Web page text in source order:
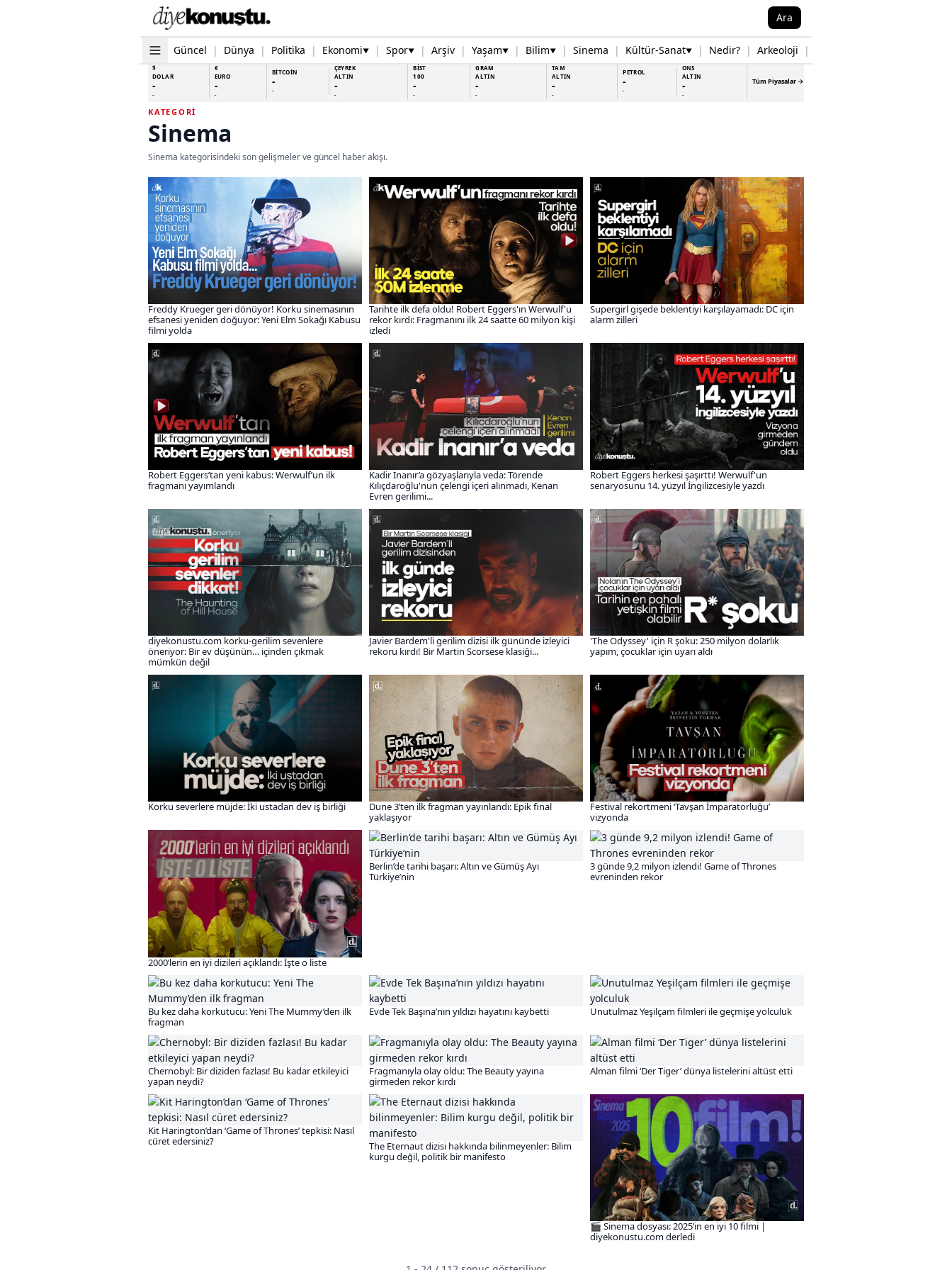
Ara
Güncel | Dünya | Politika | Ekonomi▼ | Spor▼ | Arşiv | Yaşam▼ | Bilim▼ | Sinema | Kültür-Sanat▼ | Nedir? | Arkeoloji |
$
DOLAR
-
-
€
EURO
-
-
BİTCOİN
-
-
ÇEYREK
ALTIN
-
-
BİST
100
-
-
GRAM
ALTIN
-
-
TAM
ALTIN
-
-
PETROL
-
-
ONS
ALTIN
-
-
Tüm Piyasalar →
KATEGORI
Sinema
Sinema kategorisindeki son gelişmeler ve güncel haber akışı.
Freddy Krueger geri dönüyor! Korku sinemasının
efsanesi yeniden doğuyor: Yeni Elm Sokağı Kabusu
filmi yolda
Tarihte ilk defa oldu! Robert Eggers'ın Werwulf'u
rekor kırdı: Fragmanını ilk 24 saatte 60 milyon kişi
izledi
Supergirl gişede beklentiyi karşılayamadı: DC için
alarm zilleri
Robert Eggers’tan yeni kabus: Werwulf’un ilk
fragmanı yayımlandı
Kadir İnanır’a gözyaşlarıyla veda: Törende
Kılıçdaroğlu'nun çelengi içeri alınmadı, Kenan
Evren gerilimi...
Robert Eggers herkesi şaşırttı! Werwulf'un
senaryosunu 14. yüzyıl İngilizcesiyle yazdı
diyekonustu.com korku-gerilim sevenlere
öneriyor: Bir ev düşünün… içinden çıkmak
mümkün değil
Javier Bardem'li gerilim dizisi ilk gününde izleyici
rekoru kırdı! Bir Martin Scorsese klasiği...
'The Odyssey' için R şoku: 250 milyon dolarlık
yapım, çocuklar için uyarı aldı
Korku severlere müjde: İki ustadan dev iş birliği
Dune 3’ten ilk fragman yayınlandı: Epik final
yaklaşıyor
Festival rekortmeni ‘Tavşan İmparatorluğu’
vizyonda
2000’lerin en iyi dizileri açıklandı: İşte o liste
Berlin’de tarihi başarı: Altın ve Gümüş Ayı
Türkiye’nin
3 günde 9,2 milyon izlendi! Game of Thrones
evreninden rekor
Bu kez daha korkutucu: Yeni The Mummy’den ilk
fragman
Evde Tek Başına’nın yıldızı hayatını kaybetti Unutulmaz Yeşilçam filmleri ile geçmişe yolculuk
Chernobyl: Bir diziden fazlası! Bu kadar etkileyici
yapan neydi?
Fragmanıyla olay oldu: The Beauty yayına
girmeden rekor kırdı
Alman filmi ‘Der Tiger’ dünya listelerini altüst etti
Kit Harington’dan ‘Game of Thrones’ tepkisi: Nasıl
cüret edersiniz?
The Eternaut dizisi hakkında bilinmeyenler: Bilim
kurgu değil, politik bir manifesto
🎬 Sinema dosyası: 2025’in en iyi 10 filmi |
diyekonustu.com derledi